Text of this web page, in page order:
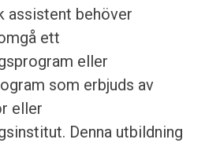
assistent behöver
ett
eller
som erbjuds av
eller
Denna utbildning